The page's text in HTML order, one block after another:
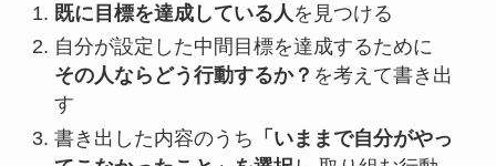
既に目標を達成している人 を見つける
自分が設定した中間目標を達成するために
その人ならどう行動するか？ を考えて書き出
す
書き出した内容のうち 「いままで自分がやっ